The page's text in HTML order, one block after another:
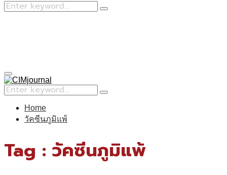
Search
Search
Primary
Menu
Search
for:
Search
Home
วัคซีนภูมิแพ้
Tag : วัคซีนภูมิแพ้